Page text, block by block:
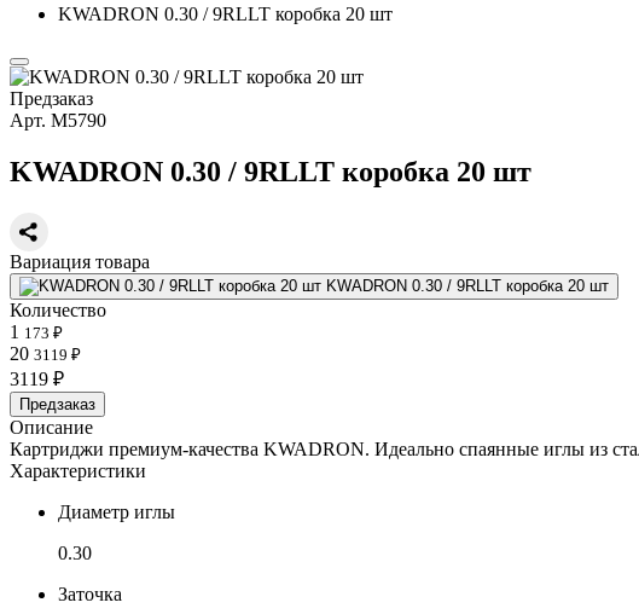
KWADRON 0.30 / 9RLLT коробка 20 шт
Предзаказ
Арт. М5790
KWADRON 0.30 / 9RLLT коробка 20 шт
Вариация товара
KWADRON 0.30 / 9RLLT коробка 20 шт
Количество
1 173 ₽
20 3119 ₽
3119 ₽
Предзаказ
Описание
Картриджи премиум-качества KWADRON. Идеально спаянные иглы из
Характеристики
Диаметр иглы
0.30
Заточка